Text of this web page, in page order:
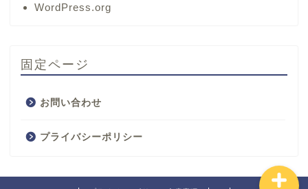
WordPress.org
固定ページ
お問い合わせ
プライバシーポリシー
プロフィール